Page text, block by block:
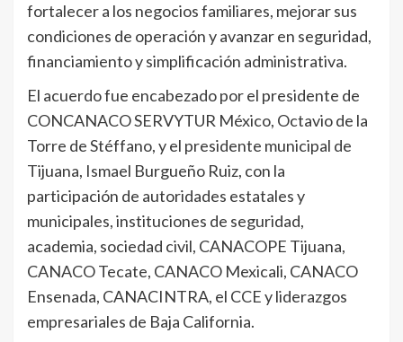
fortalecer a los negocios familiares, mejorar sus
condiciones de operación y avanzar en seguridad,
financiamiento y simplificación administrativa.
El acuerdo fue encabezado por el presidente de
CONCANACO SERVYTUR México, Octavio de la
Torre de Stéffano, y el presidente municipal de
Tijuana, Ismael Burgueño Ruiz, con la
participación de autoridades estatales y
municipales, instituciones de seguridad,
academia, sociedad civil, CANACOPE Tijuana,
CANACO Tecate, CANACO Mexicali, CANACO
Ensenada, CANACINTRA, el CCE y liderazgos
empresariales de Baja California.